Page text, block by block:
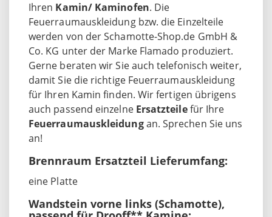
Ihren Kamin/ Kaminofen. Die
Feuerraumauskleidung bzw. die Einzelteile
werden von der Schamotte-Shop.de GmbH &
Co. KG unter der Marke Flamado produziert.
Gerne beraten wir Sie auch telefonisch weiter,
damit Sie die richtige Feuerraumauskleidung
für Ihren Kamin finden. Wir fertigen übrigens
auch passend einzelne Ersatzteilefür Ihre
Feuerraumauskleidungan. Sprechen Sie uns
an!
Brennraum Ersatzteil Lieferumfang:
eine Platte
Wandstein vorne links (Schamotte),